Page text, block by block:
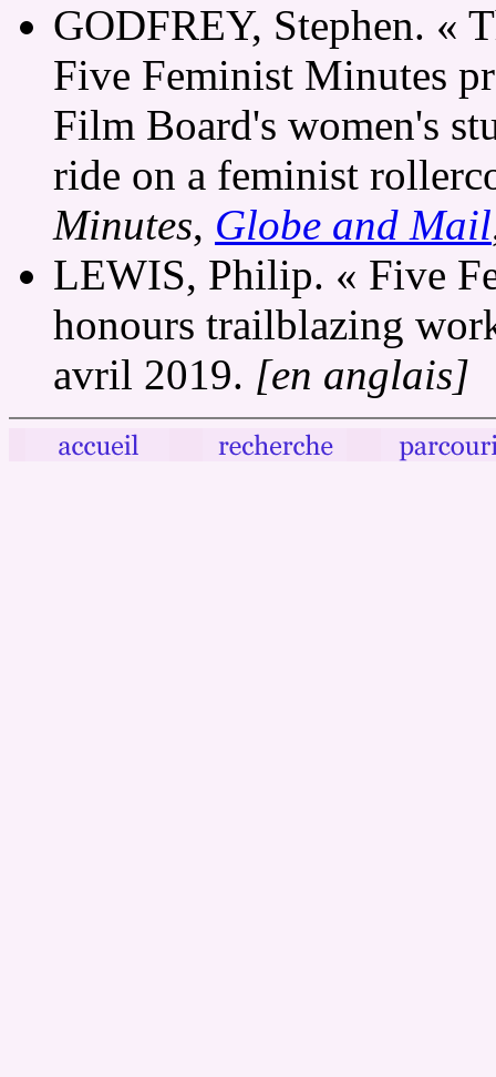
GODFREY, Stephen. «
Five Feminist Minutes
Film Board's women's
ride on a feminist
Minutes, Globe and Mail
LEWIS, Philip. « Five
honours trailblazing
avril 2019. [en anglais]